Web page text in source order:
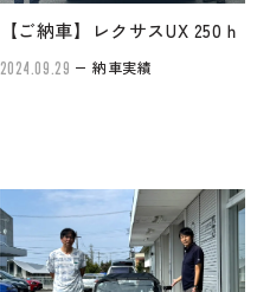
【ご納車】レクサスUX 250ｈ
2024.09.29 納車実績